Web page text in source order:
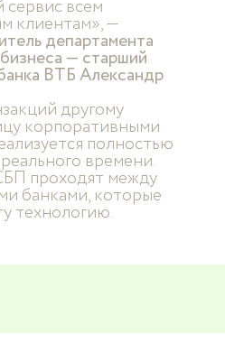
сервис всем
клиентам», —
департамента
— старший
ВТБ Александр
другому
корпоративными
полностью
времени.
проходят между
банками, которые
технологию.